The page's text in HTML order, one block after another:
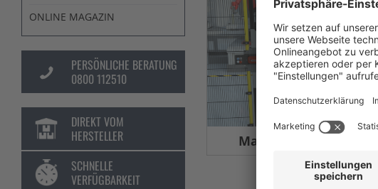
ONLINE MAGAZIN
PERSÖNLICHE BERATUNG
0800 112510
DIREKT VOM
HERSTELLER
SCHNELLE
VERFÜGBARKEIT
Maschinenschutz